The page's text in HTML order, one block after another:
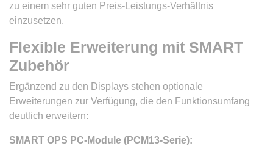
zu einem sehr guten Preis-Leistungs-Verhältnis
einzusetzen.
Flexible Erweiterung mit SMART
Zubehör
Ergänzend zu den Displays stehen optionale
Erweiterungen zur Verfügung, die den Funktionsumfang
deutlich erweitern:
SMART OPS PC-Module (PCM13-Serie):